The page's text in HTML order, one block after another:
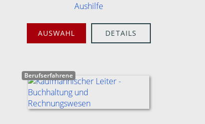
Aushilfe
AUSWAHL DETAILS
Berufserfahrene